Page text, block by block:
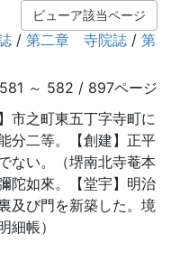
ビューア該当ページ
/ 第二章 寺院誌 / 第
581 ～ 582 / 897ページ
市之町東五丁字寺町に
分二等。【創建】正平
ない。（堺南北寺菴本
陀如來。【堂宇】明治
及び門を新築した。境
細帳）